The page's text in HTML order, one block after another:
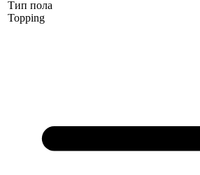
Тип пола
Topping